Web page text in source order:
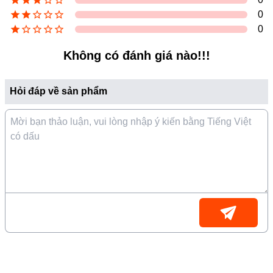
bạn có một bầu không khí trong lành hơn.
Công nghệ và khả năng cảm biến
- Vớiđộng cơ Inverterbạn có thể tận hưởng không khí đã
0
0
Không có đánh giá nào!!!
Hỏi đáp về sản phẩm